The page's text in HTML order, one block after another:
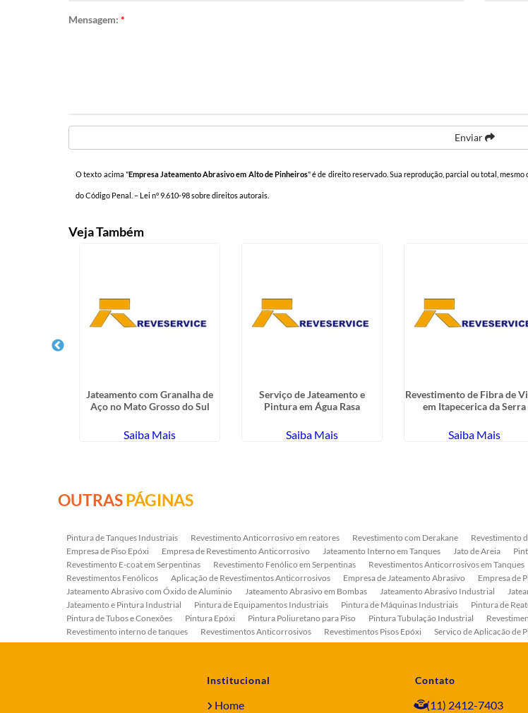
Mensagem:*
Enviar
O texto acima "Empresa Jateamento Abrasivo em Alto de Pinheiros" é de direito reservado. Sua reprodução, parcial ou total,
do Código Penal. – Lei n° 9.610-98 sobre direitos autorais
Veja Também
Jateamento com Granalha de
Aço no Mato Grosso do Sul
Saiba Mais
Serviço de Jateamento e
Pintura em Água Rasa
Saiba Mais
Revestimento de Fibra de
em Itapecerica da Serra
Saiba Mais
OUTRASPÁGINAS
Pintura de Tanques Industriais Revestimento Anticorrosivo em reatores Revestimento com Derakane Revestimento
Empresa de Piso Epóxi
Empresa de Revestimento Anticorrosivo Jateamento Interno em Tanques Jato de Areia
Revestimento E-coat em Serpentinas
Revestimento Fenólico em Serpentinas Revestimentos Anticorrosivos em Tanques
Revestimentos Fenólicos
Aplicação de Revestimentos Anticorrosivos Empresa de Jateamento Abrasivo Empresa de
Jateamento Abrasivo com Óxido de Aluminio
Jateamento Abrasivo em Bombas Jateamento Abrasivo Industrial
Jateamento e Pintura Industrial
Pintura de Equipamentos Industriais Pintura de Máquinas Industriais Pintura de
Pintura de Tubos e Conexões
Pintura Epóxi Pintura Poliuretano para Piso Pintura Tubulação Industrial
Revestimento interno de tanques
Revestimentos Anticorrosivos Revestimentos Pisos Epóxi Serviço de Aplicação de
Serviço de Jateamento e Pintura
Serviço de Jateamento em Bombas Serviço de Pintura de Bombas Industriais
Institucional
Home
Contato
(11) 2412-7403